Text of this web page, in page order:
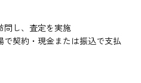
問し、査定を実施
で契約・現金または振込で支払